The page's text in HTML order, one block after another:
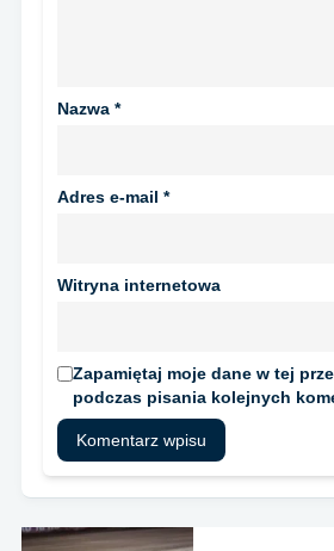
Nazwa *
Adres e-mail *
Witryna internetowa
Zapamiętaj moje dane w tej
podczas pisania kolejnych